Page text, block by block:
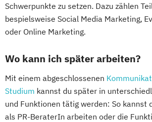
Schwerpunkte zu setzen. Dazu zählen
bespielsweise Social Media Marketing,
oder Online Marketing.
Wo kann ich später arbeiten?
Mit einem abgeschlossenen
Studium kannst du später in
und Funktionen tätig werden: So kannst
als PR-BeraterIn arbeiten oder die